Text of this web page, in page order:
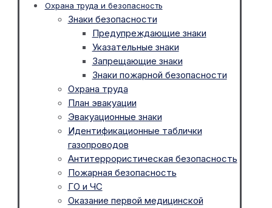
Охрана труда и безопасность
Знаки безопасности
Предупреждающие знаки
Указательные знаки
Запрещающие знаки
Знаки пожарной безопасности
Охрана труда
План эвакуации
Эвакуационные знаки
Идентификационные таблички
газопроводов
Антитеррористическая безопасность
Пожарная безопасность
ГО и ЧС
Оказание первой медицинской